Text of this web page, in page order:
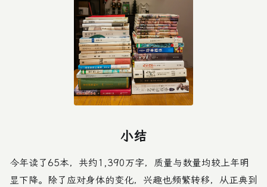
小结
今年读了65本，共约1,390万字，质量与数量均较上年明
显下降。除了应对身体的变化，兴趣也频繁转移，从正典到